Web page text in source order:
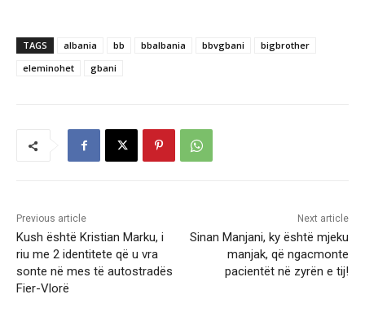
TAGS albania bb bbalbania bbvgbani
bigbrother
eleminohet
gbani
Previous article
Kush është Kristian Marku, i
riu me 2 identitete që u vra
sonte në mes të autostradës
Fier-Vlorë
Next article
Sinan Manjani, ky është mjeku
manjak, që ngacmonte
pacientët në zyrën e tij!